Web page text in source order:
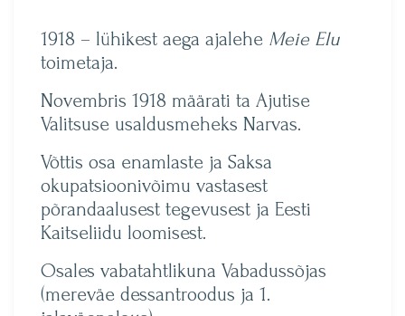
1918 – lühikest aega ajalehe Meie Elu
toimetaja.
Novembris 1918 määrati ta Ajutise
Valitsuse usaldusmeheks Narvas.
Võttis osa enamlaste ja Saksa
okupatsioonivõimu vastasest
põrandaalusest tegevusest ja Eesti
Kaitseliidu loomisest.
Osales vabatahtlikuna Vabadussõjas
(mereväe dessantroodus ja 1.